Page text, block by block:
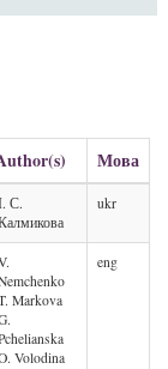
Мова
С.
ukr
Markova
Volodina
eng